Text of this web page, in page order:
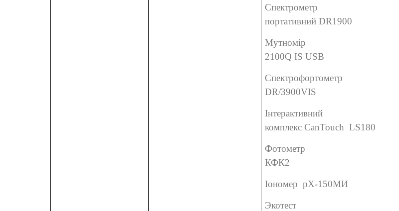
Спектрометр
портативний DR1900
Мутномір
2100Q IS USB
Спектрофортометр
DR/3900VIS
Інтерактивний
комплекс CanTouch LS180
Фотометр
КФК2
Іономер pX-150МИ
Экотест